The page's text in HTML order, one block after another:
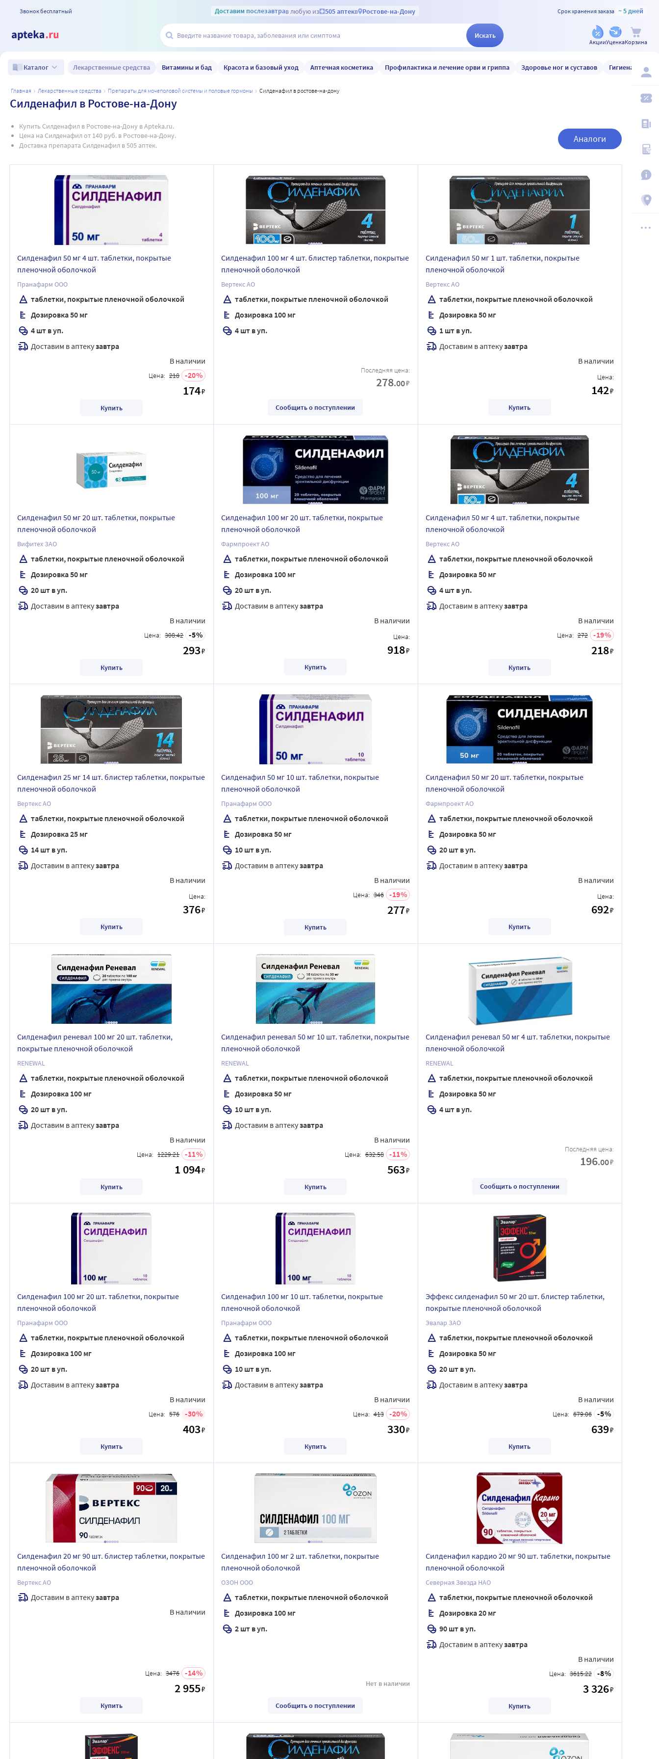
Звонок бесплатный Доставим послезавтрав любую из 505 аптекв Ростове-на-Дону Срок хранения заказа ~ 5 дней
Искать
АкцииУценкаКорзина
Каталог Лекарственные средства Витамины и бад Красота и базовый уход Аптечная косметика Профилактика и лечение орви и гриппа Здоровье ног и суставов Гигиена и уход
главная лекарственные средства препараты для мочеполовой системы и половые гормоны силденафил в ростове-на-дону
Силденафил в Ростове-на-Дону
Купить Силденафил в Ростове-на-Дону в Apteka.ru.
Цена на Силденафил от 140 руб. в Ростове-на-Дону.
Доставка препарата Силденафил в 505 аптек.
Аналоги
Силденафил 50 мг 4 шт. таблетки, покрытые
пленочной оболочкой
Пранафарм ООО
таблетки, покрытые пленочной оболочкой
Дозировка 50 мг
4 шт в уп.
Доставим в аптекузавтра
В наличии
Цена: 218 20
174₽
Купить
Силденафил 100 мг 4 шт. блистер таблетки, покрытые
пленочной оболочкой
Вертекс АО
таблетки, покрытые пленочной оболочкой
Дозировка 100 мг
4 шт в уп.
Последняя цена:
278.00₽
Сообщить о поступлении
Силденафил 50 мг 1 шт. таблетки, покрытые
пленочной оболочкой
Вертекс АО
таблетки, покрытые пленочной оболочкой
Дозировка 50 мг
1 шт в уп.
Доставим в аптекузавтра
В наличии
Цена:
142₽
Купить
Силденафил 50 мг 20 шт. таблетки, покрытые
пленочной оболочкой
Вифитех ЗАО
таблетки, покрытые пленочной оболочкой
Дозировка 50 мг
20 шт в уп.
Доставим в аптекузавтра
В наличии
Цена: 308.42 5
293₽
Купить
Силденафил 100 мг 20 шт. таблетки, покрытые
пленочной оболочкой
Фармпроект АО
таблетки, покрытые пленочной оболочкой
Дозировка 100 мг
20 шт в уп.
Доставим в аптекузавтра
В наличии
Цена:
918₽
Купить
Силденафил 50 мг 4 шт. таблетки, покрытые
пленочной оболочкой
Вертекс АО
таблетки, покрытые пленочной оболочкой
Дозировка 50 мг
4 шт в уп.
Доставим в аптекузавтра
В наличии
Цена: 272 19
218₽
Купить
Силденафил 25 мг 14 шт. блистер таблетки, покрытые
пленочной оболочкой
Вертекс АО
таблетки, покрытые пленочной оболочкой
Дозировка 25 мг
14 шт в уп.
Доставим в аптекузавтра
В наличии
Цена:
376₽
Купить
Силденафил 50 мг 10 шт. таблетки, покрытые
пленочной оболочкой
Пранафарм ООО
таблетки, покрытые пленочной оболочкой
Дозировка 50 мг
10 шт в уп.
Доставим в аптекузавтра
В наличии
Цена: 346 19
277₽
Купить
Силденафил 50 мг 20 шт. таблетки, покрытые
пленочной оболочкой
Фармпроект АО
таблетки, покрытые пленочной оболочкой
Дозировка 50 мг
20 шт в уп.
Доставим в аптекузавтра
В наличии
Цена:
692₽
Купить
Силденафил реневал 100 мг 20 шт. таблетки,
покрытые пленочной оболочкой
RENEWAL
таблетки, покрытые пленочной оболочкой
Дозировка 100 мг
20 шт в уп.
Доставим в аптекузавтра
В наличии
Цена: 1229.21 11
1 094₽
Купить
Силденафил реневал 50 мг 10 шт. таблетки, покрытые
пленочной оболочкой
RENEWAL
таблетки, покрытые пленочной оболочкой
Дозировка 50 мг
10 шт в уп.
Доставим в аптекузавтра
В наличии
Цена: 632.58 11
563₽
Купить
Силденафил реневал 50 мг 4 шт. таблетки, покрытые
пленочной оболочкой
RENEWAL
таблетки, покрытые пленочной оболочкой
Дозировка 50 мг
4 шт в уп.
Последняя цена:
196.00₽
Сообщить о поступлении
Силденафил 100 мг 20 шт. таблетки, покрытые
пленочной оболочкой
Пранафарм ООО
таблетки, покрытые пленочной оболочкой
Дозировка 100 мг
20 шт в уп.
Доставим в аптекузавтра
В наличии
Цена: 576 30
403₽
Купить
Силденафил 100 мг 10 шт. таблетки, покрытые
пленочной оболочкой
Пранафарм ООО
таблетки, покрытые пленочной оболочкой
Дозировка 100 мг
10 шт в уп.
Доставим в аптекузавтра
В наличии
Цена: 413 20
330₽
Купить
Эффекс силденафил 50 мг 20 шт. блистер таблетки,
покрытые пленочной оболочкой
Эвалар ЗАО
таблетки, покрытые пленочной оболочкой
Дозировка 50 мг
20 шт в уп.
Доставим в аптекузавтра
В наличии
Цена: 679.06 5
639₽
Купить
Силденафил 20 мг 90 шт. блистер таблетки, покрытые
пленочной оболочкой
Вертекс АО
Доставим в аптекузавтра
В наличии
Цена: 3476 14
2 955₽
Купить
Силденафил 100 мг 2 шт. таблетки, покрытые
пленочной оболочкой
ОЗОН ООО
таблетки, покрытые пленочной оболочкой
Дозировка 100 мг
2 шт в уп.
Нет в наличии
Сообщить о поступлении
Силденафил кардио 20 мг 90 шт. таблетки, покрытые
пленочной оболочкой
Северная Звезда НАО
таблетки, покрытые пленочной оболочкой
Дозировка 20 мг
90 шт в уп.
Доставим в аптекузавтра
В наличии
Цена: 3615.22 8
3 326₽
Купить